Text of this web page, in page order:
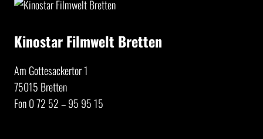
Kinostar Filmwelt Bretten
Am Gottesackertor 1
75015 Bretten
Fon 0 72 52 – 95 95 15